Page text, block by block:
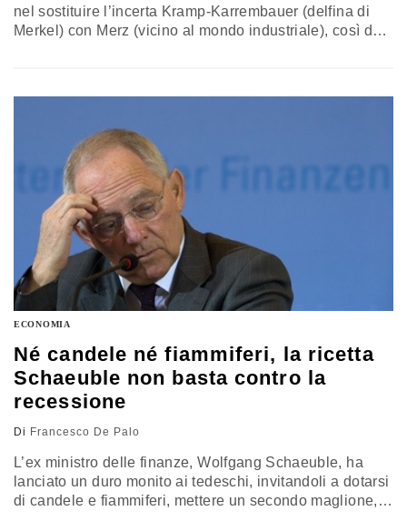
nel sostituire l’incerta Kramp-Karrembauer (delfina di
Merkel) con Merz (vicino al mondo industriale), così da
ECONOMIA
Né candele né fiammiferi, la ricetta
Schaeuble non basta contro la
recessione
Di Francesco De Palo
L’ex ministro delle finanze, Wolfgang Schaeuble, ha
lanciato un duro monito ai tedeschi, invitandoli a dotarsi
di candele e fiammiferi, mettere un secondo maglione,